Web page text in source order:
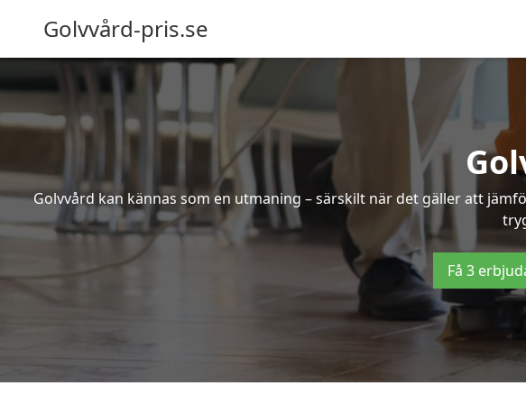
Golvvård-pris.se
Golvvård kan kännas som en utmaning – särskilt när det gäller att
Få 3